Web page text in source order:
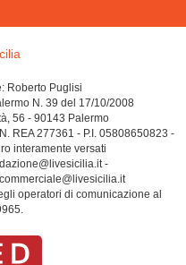
Roberto Puglisi
N. 39 del 17/10/2008
56 - 90143 Palermo
REA 277361 - P.I. 05808650823 -
interamente versati
-
operatori di comunicazione al